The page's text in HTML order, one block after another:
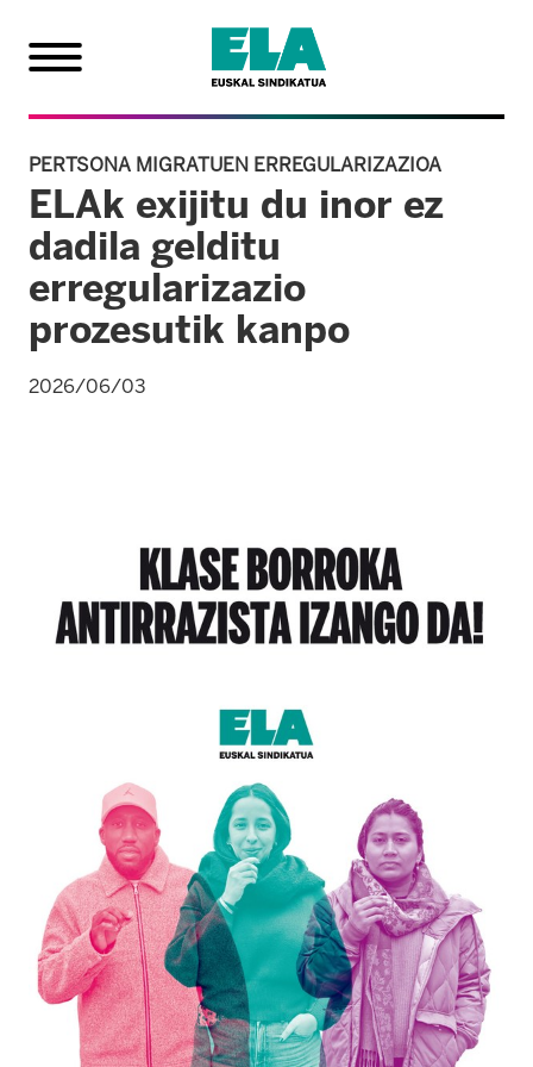
PERTSONA MIGRATUEN ERREGULARIZAZIOA
ELAk exijitu du inor ez
dadila gelditu
erregularizazio
prozesutik kanpo
2026/06/03